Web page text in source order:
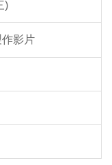
)
影片